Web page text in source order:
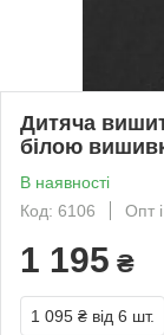
Дитяча
білою
В наявності
Код: 6106
Опт
1 195 ₴
1 095 ₴ від 6 шт.